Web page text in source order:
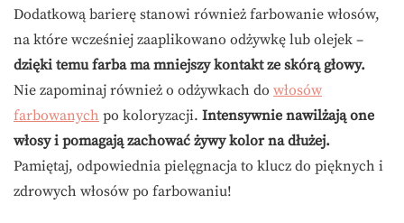
Dodatkową barierę stanowi również farbowanie włosów,
na które wcześniej zaaplikowano odżywkę lub olejek –
dzięki temu farba ma mniejszy kontakt ze skórą głowy.
Nie zapominaj również o odżywkach do włosów
farbowanych po koloryzacji. Intensywnie nawilżają one
włosy i pomagają zachować żywy kolor na dłużej.
Pamiętaj, odpowiednia pielęgnacja to klucz do pięknych i
zdrowych włosów po farbowaniu!